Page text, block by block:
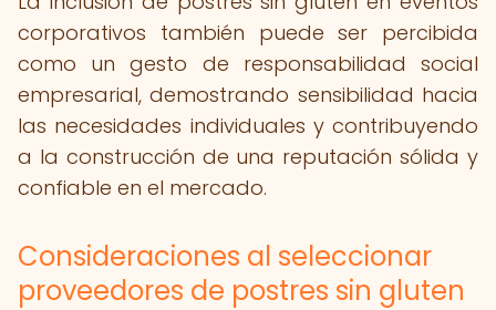
corporativos también puede ser percibida
como un gesto de responsabilidad social
empresarial, demostrando sensibilidad hacia
las necesidades individuales y contribuyendo
a la construcción de una reputación sólida y
confiable en el mercado.
Consideraciones al seleccionar
proveedores de postres sin gluten